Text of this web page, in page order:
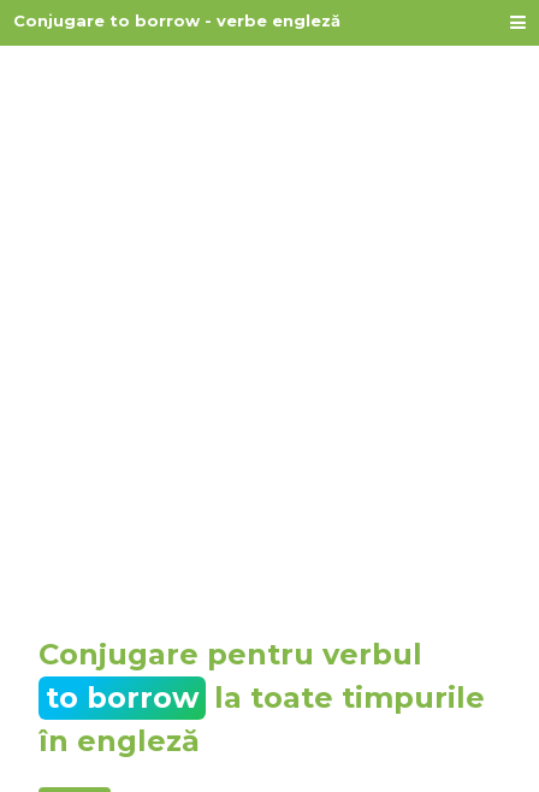
Conjugare to borrow - verbe engleză
Conjugare pentru verbul
to borrow la toate timpurile
în engleză